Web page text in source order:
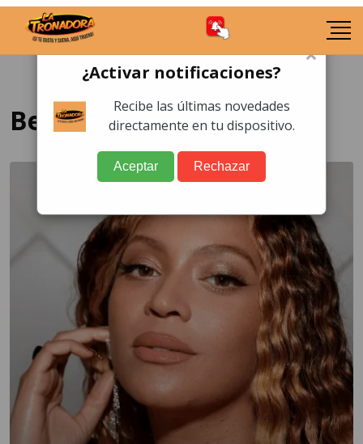
Beyoncé blanquea su piel
×
¿Activar notificaciones?
Recibe las últimas novedades
directamente en tu dispositivo.
Aceptar Rechazar